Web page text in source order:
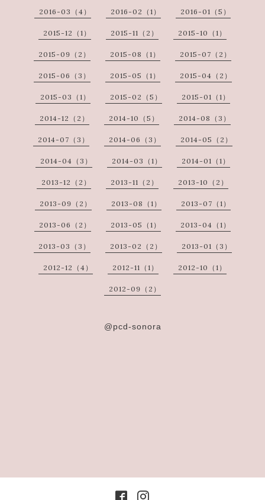
2016-03（4） 2016-02（1） 2016-01（5）
2015-12（1） 2015-11（2） 2015-10（1）
2015-09（2） 2015-08（1） 2015-07（2）
2015-06（3） 2015-05（1） 2015-04（2）
2015-03（1） 2015-02（5） 2015-01（1）
2014-12（2） 2014-10（5） 2014-08（3）
2014-07（3） 2014-06（3） 2014-05（2）
2014-04（3） 2014-03（1） 2014-01（1）
2013-12（2） 2013-11（2） 2013-10（2）
2013-09（2） 2013-08（1） 2013-07（1）
2013-06（2） 2013-05（1） 2013-04（1）
2013-03（3） 2013-02（2） 2013-01（3）
2012-12（4） 2012-11（1） 2012-10（1）
2012-09（2）
@pcd-sonora